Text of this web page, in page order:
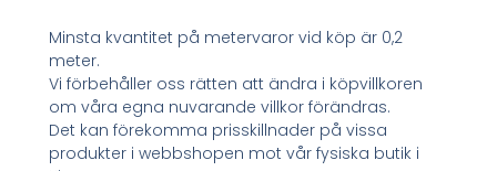
Minsta kvantitet på metervaror vid köp är 0,2
meter.
Vi förbehåller oss rätten att ändra i köpvillkoren
om våra egna nuvarande villkor förändras.
Det kan förekomma prisskillnader på vissa
produkter i webbshopen mot vår fysiska butik i